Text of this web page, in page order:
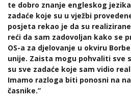
te dobro znanje engleskog
zadaće koje su u vježbi
posjeta rekao je da su
reći da sam zadovoljan kako se
OS-a za djelovanje u okviru
unije. Zaista mogu pohvaliti sve
su sve zadaće koje sam vidio
Imamo razloga biti ponosni na
časnike.”